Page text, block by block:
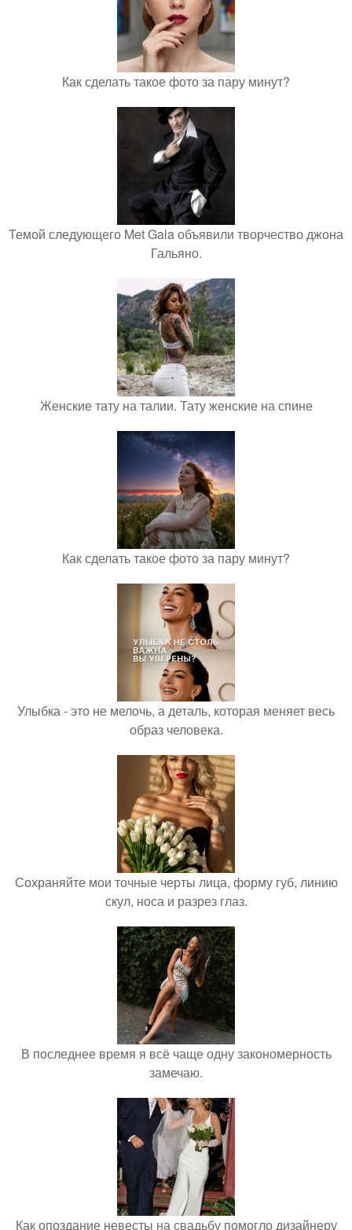
Как сделать такое фото за пару минут?
Темой следующего Met Gala объявили творчество джона
Гальяно.
Женские тату на талии. Тату женские на спине
Как сделать такое фото за пару минут?
Улыбка - это не мелочь, а деталь, которая меняет весь
образ человека.
Сохраняйте мои точные черты лица, форму губ, линию
скул, носа и разрез глаз.
В последнее время я всё чаще одну закономерность
замечаю.
Как опоздание невесты на свадьбу помогло дизайнеру